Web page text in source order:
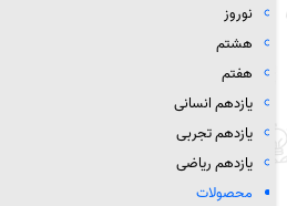
نوروز
هشتم
هفتم
یازدهم انسانی
یازدهم تجربی
یازدهم ریاضی
محصولات